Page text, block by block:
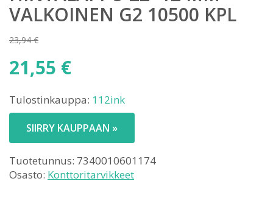
VALKOINEN G2 10500 KPL
23,94€
Alkuperäinen
hinta
23,94 €.
21,55 €
hinta
on:
21,55 €.
Tulostinkauppa: 112ink
SIIRRY KAUPPAAN »
Tuotetunnus: 7340010601174
Osasto: Konttoritarvikkeet